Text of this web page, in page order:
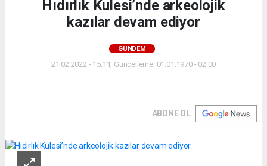
Hıdırlık Kulesi’nde arkeolojik
kazılar devam ediyor
GÜNDEM
21.02.2022 - 15:11, Güncelleme: 01.01.1970 - 02:00
ABONE OL